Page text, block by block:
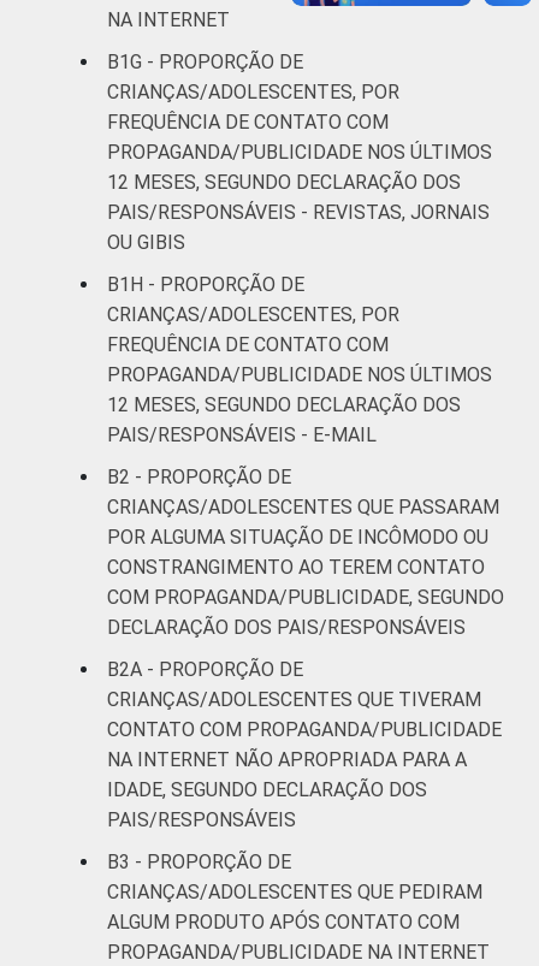
NA INTERNET
B1G - PROPORÇÃO DE
CRIANÇAS/ADOLESCENTES, POR
FREQUÊNCIA DE CONTATO COM
PROPAGANDA/PUBLICIDADE NOS ÚLTIMOS
12 MESES, SEGUNDO DECLARAÇÃO DOS
PAIS/RESPONSÁVEIS - REVISTAS, JORNAIS
OU GIBIS
B1H - PROPORÇÃO DE
CRIANÇAS/ADOLESCENTES, POR
FREQUÊNCIA DE CONTATO COM
PROPAGANDA/PUBLICIDADE NOS ÚLTIMOS
12 MESES, SEGUNDO DECLARAÇÃO DOS
PAIS/RESPONSÁVEIS - E-MAIL
B2 - PROPORÇÃO DE
CRIANÇAS/ADOLESCENTES QUE PASSARAM
POR ALGUMA SITUAÇÃO DE INCÔMODO OU
CONSTRANGIMENTO AO TEREM CONTATO
COM PROPAGANDA/PUBLICIDADE, SEGUNDO
DECLARAÇÃO DOS PAIS/RESPONSÁVEIS
B2A - PROPORÇÃO DE
CRIANÇAS/ADOLESCENTES QUE TIVERAM
CONTATO COM PROPAGANDA/PUBLICIDADE
NA INTERNET NÃO APROPRIADA PARA A
IDADE, SEGUNDO DECLARAÇÃO DOS
PAIS/RESPONSÁVEIS
B3 - PROPORÇÃO DE
CRIANÇAS/ADOLESCENTES QUE PEDIRAM
ALGUM PRODUTO APÓS CONTATO COM
PROPAGANDA/PUBLICIDADE NA INTERNET